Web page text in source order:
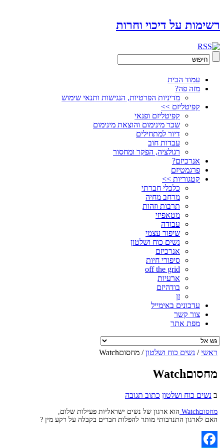
רשימות על דיכוי וחרות
עמוד הבית
מזה פה?
מדיניות הפרטיות, הנגישות ותנאי שימוש
קפיטליזם >>
קפיטליזם ופנאי
שכר מינימום והוצאת מינימום
דיור למתחילים
עבדות חוב
רגולציה, הפקר ומחסור
אנרכיזם?
פרגמטיזם
קטגוריות >>
כלכלי חברתי
מרחב מחיה
תרבות וזהות
מטאפיזי
עבודה
שיפור עצמי
נשים כוח ושלטון
אנרכיזם
סיפורי חיות
off the grid
ארעיות
בודהיזם
זן
עדכונים באימייל
צור קשר
מפת אתר
ראשי/ נשים כוח ושלטון/ מחסוםWatch
מחסוםWatch
ב נשים כוח ושלטון כתוב תגובה
מחסוםWatch
הוא ארגון של נשים ישראליות פעילות שלום,
האם לארגון התנדבותי מותר להפלות חברים בקבלה על רקע מין ?